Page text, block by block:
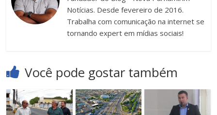
Notícias. Desde fevereiro de 2016.
Trabalha com comunicação na internet se
tornando expert em mídias sociais!
Você pode gostar também